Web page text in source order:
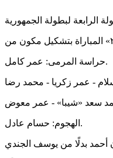
حراسة المرمى: عمر كامل.
الهجوم: حسام عادل.